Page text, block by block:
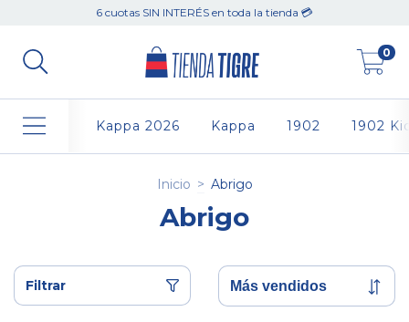
6 cuotas SIN INTERÉS en toda la tienda 💳
0
Kappa 2026 Kappa 1902 1902
Inicio > Abrigo
Abrigo
Filtrar